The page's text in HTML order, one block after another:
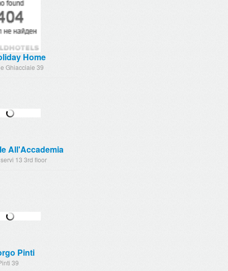
Home
Ghiacciaie 39
All'Accademia
13 3rd floor
Pinti
39